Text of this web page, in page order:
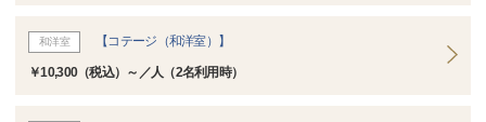
和洋室 【コテージ（和洋室）】
￥10,300（税込）～／人（2名利用時）